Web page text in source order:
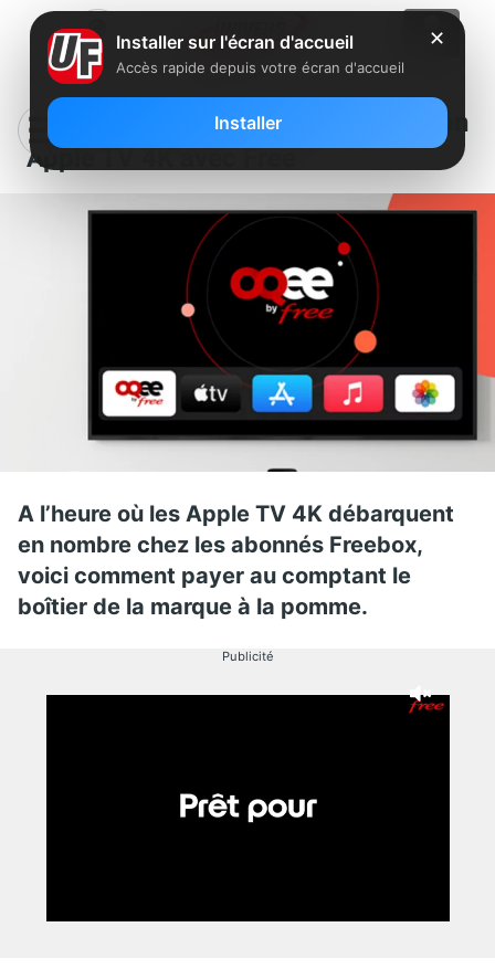
Comment payer directement son
Apple TV 4K avec Free
A l’heure où les Apple TV 4K débarquent
en nombre chez les abonnés Freebox,
voici comment payer au comptant le
boîtier de la marque à la pomme.
Publicité
✕
Installer sur l'écran d'accueil
Accès rapide depuis votre écran d'accueil
Installer